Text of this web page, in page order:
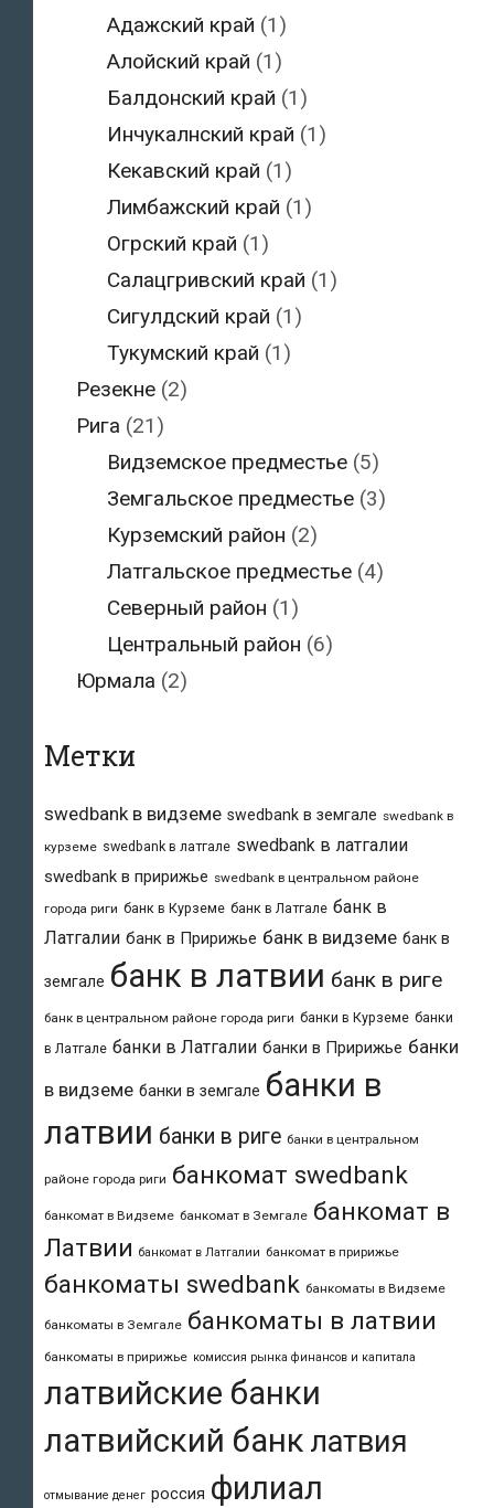
Адажский край (1)
Алойский край (1)
Балдонский край (1)
Инчукалнский край (1)
Кекавский край (1)
Лимбажский край (1)
Огрский край (1)
Салацгривский край (1)
Сигулдский край (1)
Тукумский край (1)
Резекне(2)
Рига (21)
Видземское предместье (5)
Земгальское предместье (3)
Курземский район (2)
Латгальское предместье (4)
Северный район (1)
Центральный район (6)
Юрмала (2)
Метки
swedbank в видземе swedbank в земгале swedbank в
курземе swedbank в латгале swedbank в латгалии
swedbank в пририжье swedbank в центральном районе
города риги банк в Курземе банк в Латгале банк в
Латгалии банк в Пририжье банк в видземе банк в
земгале банк в латвии банк в риге
банк в центральном районе города риги банки в Курземе банки
в Латгале банки в Латгалии банки в Пририжье банки
в видземе банки в земгале банки в
латвии банки в риге банки в центральном
районе города риги банкомат swedbank
банкомат в Видземе банкомат в Земгале банкомат в
Латвии банкомат в Латгалии банкомат в пририжье
банкоматы swedbank банкоматы в Видземе
банкоматы в Земгале банкоматы в латвии
банкоматы в пририжье комиссия рынка финансов и капитала
латвийские банки
латвийский банк латвия
отмывание денег россия филиал